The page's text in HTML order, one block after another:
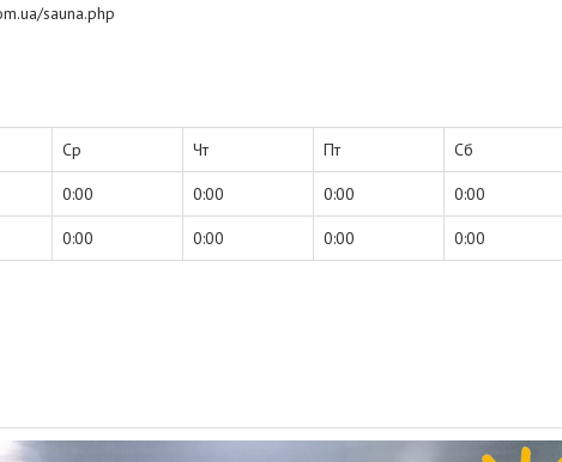
sauna.php
Ср Чт Пт Сб
0:00 0:00 0:00 0:00
0:00 0:00 0:00 0:00